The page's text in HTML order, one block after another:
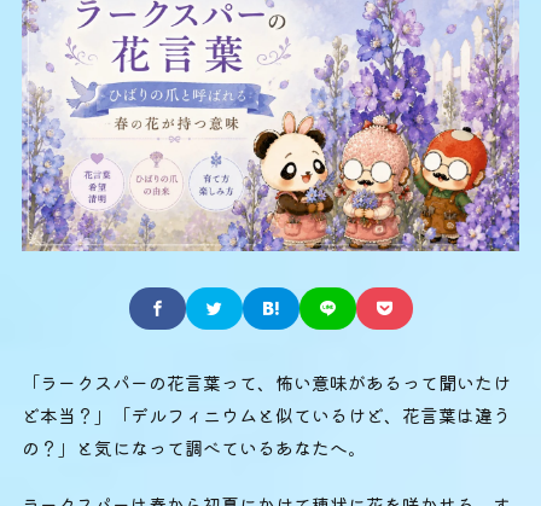
「ラークスパーの花言葉って、怖い意味があるって聞いたけ
ど本当？」「デルフィニウムと似ているけど、花言葉は違う
の？」と気になって調べているあなたへ。